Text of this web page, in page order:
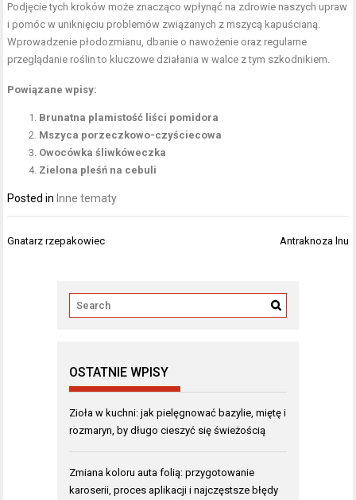
Podjęcie tych kroków może znacząco wpłynąć na zdrowie naszych upraw
i pomóc w uniknięciu problemów związanych z mszycą kapuścianą.
Wprowadzenie płodozmianu, dbanie o nawożenie oraz regularne
przeglądanie roślin to kluczowe działania w walce z tym szkodnikiem.
Powiązane wpisy:
Brunatna plamistość liści pomidora
Mszyca porzeczkowo-czyściecowa
Owocówka śliwkóweczka
Zielona pleśń na cebuli
Posted in Inne tematy
Nawigacja
Gnatarz rzepakowiec Antraknoza lnu
OSTATNIE WPISY
Zioła w kuchni: jak pielęgnować bazylie, miętę i
rozmaryn, by długo cieszyć się świeżością
Zmiana koloru auta folią: przygotowanie
karoserii, proces aplikacji i najczęstsze błędy